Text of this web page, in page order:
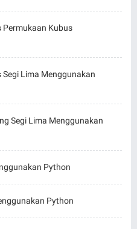
Kubus
Lima Menggunakan
Segi Lima Menggunakan
Python
Python